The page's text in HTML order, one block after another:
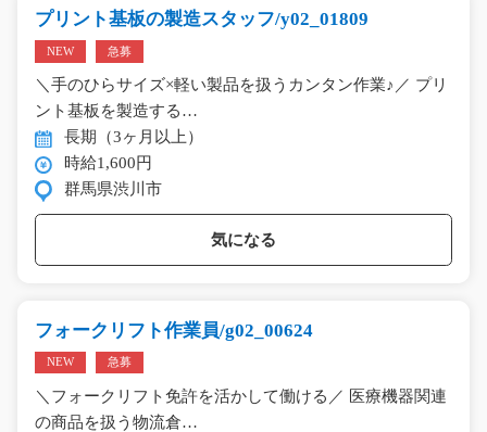
プリント基板の製造スタッフ/y02_01809
NEW 急募
＼手のひらサイズ×軽い製品を扱うカンタン作業♪／ プリ
ント基板を製造する…
長期（3ヶ月以上）
時給1,600円
群馬県渋川市
気になる
フォークリフト作業員/g02_00624
NEW 急募
＼フォークリフト免許を活かして働ける／ 医療機器関連
の商品を扱う物流倉…